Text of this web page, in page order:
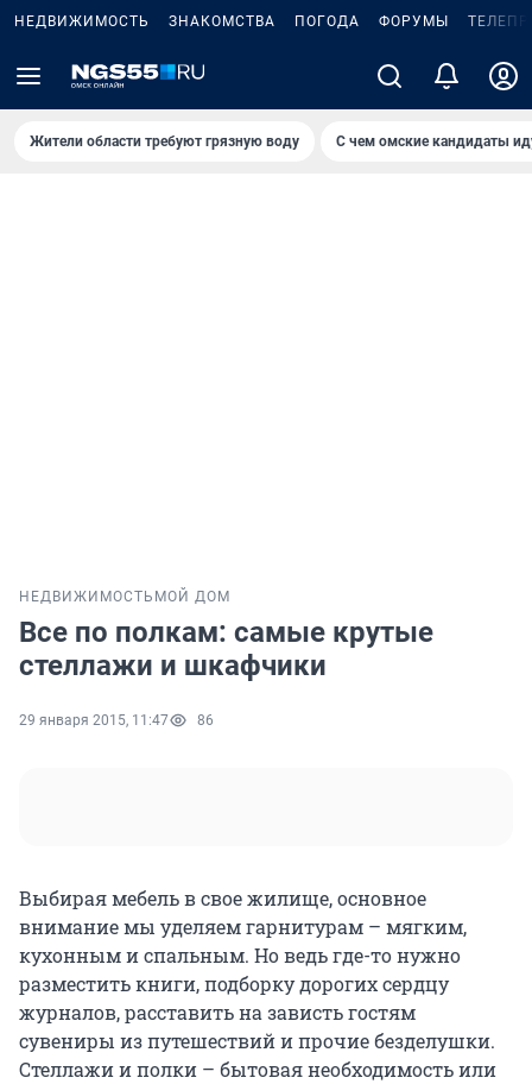
НЕДВИЖИМОСТЬ ЗНАКОМСТВА ПОГОДА ФОРУМЫ
Жители области требуют грязную воду С чем омские кандидаты
НЕДВИЖИМОСТЬ МОЙ ДОМ
Все по полкам: самые крутые
стеллажи и шкафчики
29 января 2015, 11:47 86
Выбирая мебель в свое жилище, основное
внимание мы уделяем гарнитурам – мягким,
кухонным и спальным. Но ведь где-то нужно
разместить книги, подборку дорогих сердцу
журналов, расставить на зависть гостям
сувениры из путешествий и прочие безделушки.
Стеллажи и полки – бытовая необходимость или